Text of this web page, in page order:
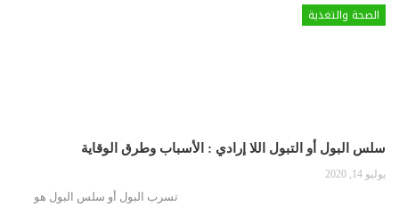
الصحة والتغذية
سلس البول أو التبول اللا إرادي : الأسباب وطرق الوقاية
يوليو 14, 2020
تسرب البول أو سلس البول هو